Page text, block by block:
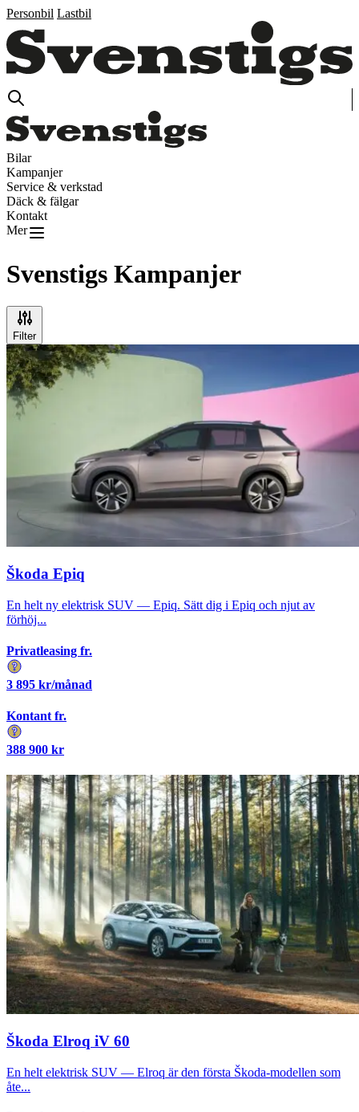
Personbil Lastbil
Bilar
Kampanjer
Service & verkstad
Däck & fälgar
Kontakt
Mer
Svenstigs Kampanjer
Filter
Škoda Epiq
En helt ny elektrisk SUV — Epiq. Sätt dig i Epiq och njut av
förhöj...
Privatleasing fr.
3 895 kr/månad
Kontant fr.
388 900 kr
Škoda Elroq iV 60
En helt elektrisk SUV — Elroq är den första Škoda-modellen som
åte...